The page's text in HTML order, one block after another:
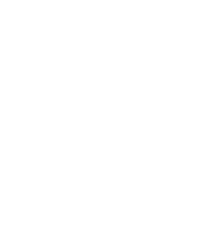
Puro Flirt,